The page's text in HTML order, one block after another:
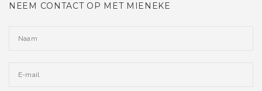
NEEM CONTACT OP MET MIENEKE